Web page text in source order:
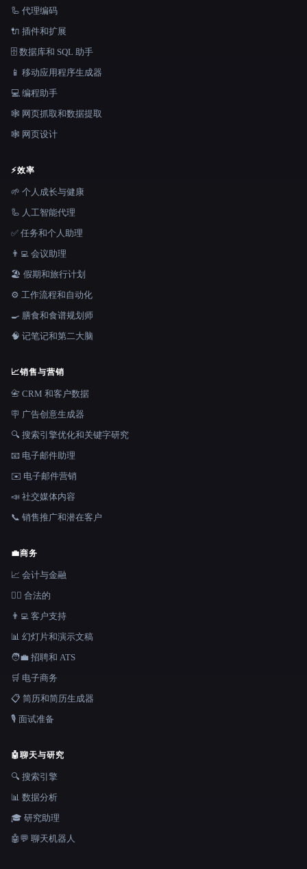
🦾 代理编码
🔌 插件和扩展
🗄️ 数据库和 SQL 助手
📱 移动应用程序生成器
💻 编程助手
🕸️ 网页抓取和数据提取
🕸 网页设计
⚡效率
🌱 个人成长与健康
🦾 人工智能代理
✅ 任务和个人助理
👨‍💻 会议助理
🏖 假期和旅行计划
⚙️ 工作流程和自动化
🍳 膳食和食谱规划师
🧠 记笔记和第二大脑
📈销售与营销
📇 CRM 和客户数据
🪧 广告创意生成器
🔍 搜索引擎优化和关键字研究
📧 电子邮件助理
✉️ 电子邮件营销
📣 社交媒体内容
📞 销售推广和潜在客户
💼商务
📈 会计与金融
👩‍⚖️ 合法的
👨‍💻 客户支持
📊 幻灯片和演示文稿
🧑‍💼 招聘和 ATS
🛒 电子商务
📋 简历和简历生成器
🎙️ 面试准备
🤖聊天与研究
🔍 搜索引擎
📊 数据分析
🎓 研究助理
🤖💬 聊天机器人